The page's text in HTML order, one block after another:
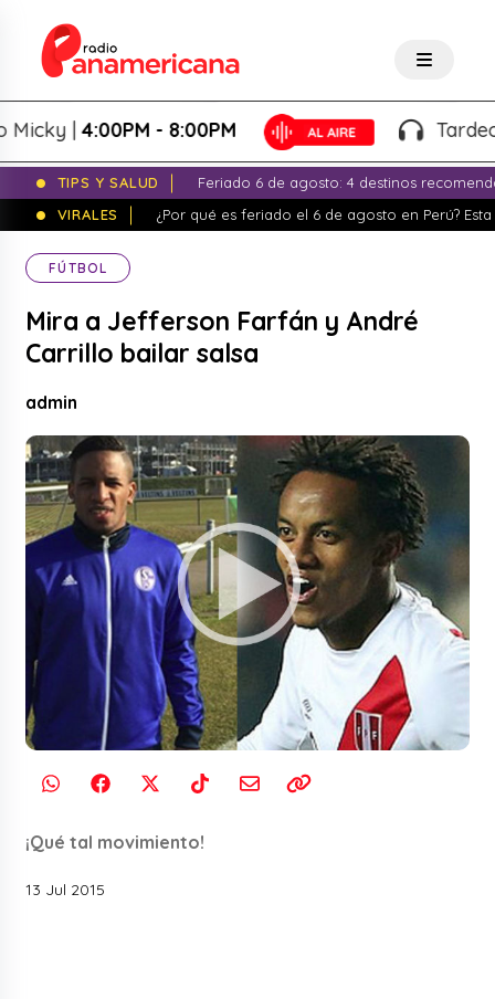
|4:00PM - 8:00PM Tardeo
TIPS Y SALUD
Feriado 6 de agosto: 4 destinos
VIRALES
¿Por qué es feriado el 6 de agosto en Perú?
FÚTBOL
Mira a Jefferson Farfán y André
Carrillo bailar salsa
admin
¡Qué tal movimiento!
13 Jul 2015